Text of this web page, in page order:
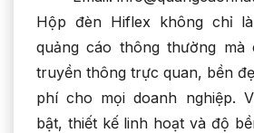
Hộp đèn Hiflex không chỉ
quảng cáo thông thường mà
truyền thông trực quan, bền
phí cho mọi doanh nghiệp.
bật, thiết kế linh hoạt và độ